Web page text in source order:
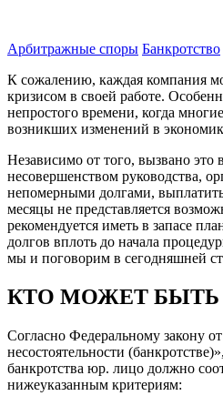
Арбитражные споры Банкротство
К сожалению, каждая компания
кризисом в своей работе.
непростого времени, когда
возникших изменений в
Независимо от того, вызвано
несовершенством руководства,
непомерными долгами,
месяцы не представляется
рекомендуется иметь в запасе
долгов вплоть до начала
мы и поговорим в сегодняшней
КТО МОЖЕТ
Согласно Федеральному закону
несостоятельности
банкротства юр. лицо должно
нижеуказанным критериям: